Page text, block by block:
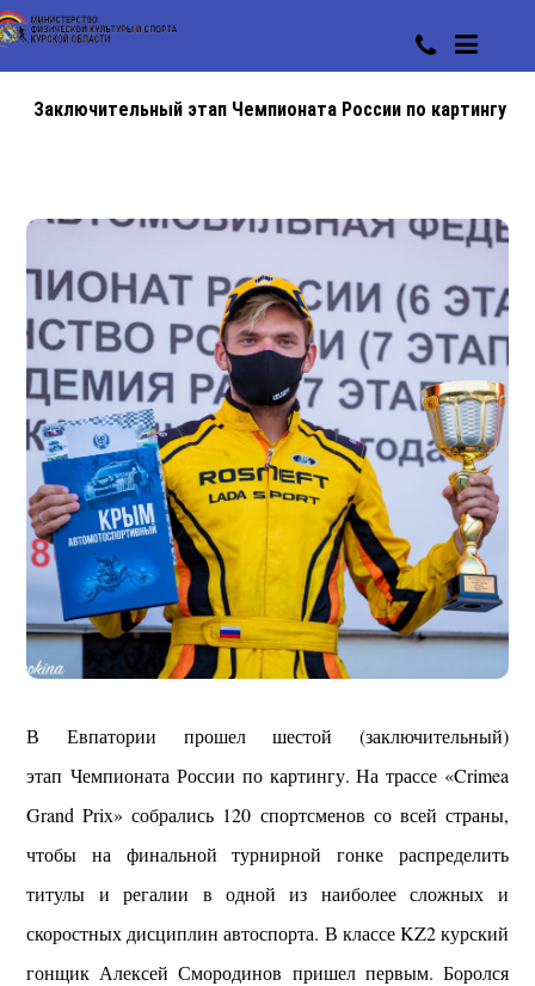
Заключительный этап Чемпионата России по картингу
В Евпатории прошел шестой (заключительный)
этап Чемпионата России по картингу. На трассе «Crimea
Grand Prix» собрались 120 спортсменов со всей страны,
чтобы на финальной турнирной гонке распределить
титулы и регалии в одной из наиболее сложных и
скоростных дисциплин автоспорта. В классе KZ2 курский
гонщик Алексей Смородинов пришел первым. Боролся